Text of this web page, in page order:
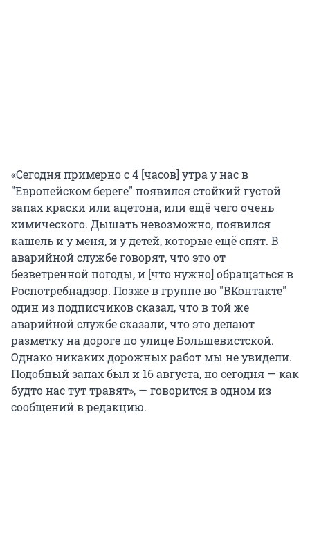
«Сегодня примерно с 4 [часов] утра у нас в
"Европейском береге" появился стойкий густой
запах краски или ацетона, или ещё чего очень
химического. Дышать невозможно, появился
кашель и у меня, и у детей, которые ещё спят. В
аварийной службе говорят, что это от
безветренной погоды, и [что нужно] обращаться в
Роспотребнадзор. Позже в группе во "ВКонтакте"
один из подписчиков сказал, что в той же
аварийной службе сказали, что это делают
разметку на дороге по улице Большевистской.
Однако никаких дорожных работ мы не увидели.
Подобный запах был и 16 августа, но сегодня — как
будто нас тут травят», — говорится в одном из
сообщений в редакцию.